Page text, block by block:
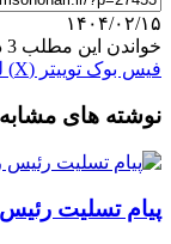
۱۴۰۴/۰۲/۱۵
خواندن این مطلب 3 دقیقه زمان میبرد
فیس بوک توییتر (X)
نوشته های مشابه
پیام تسلیت